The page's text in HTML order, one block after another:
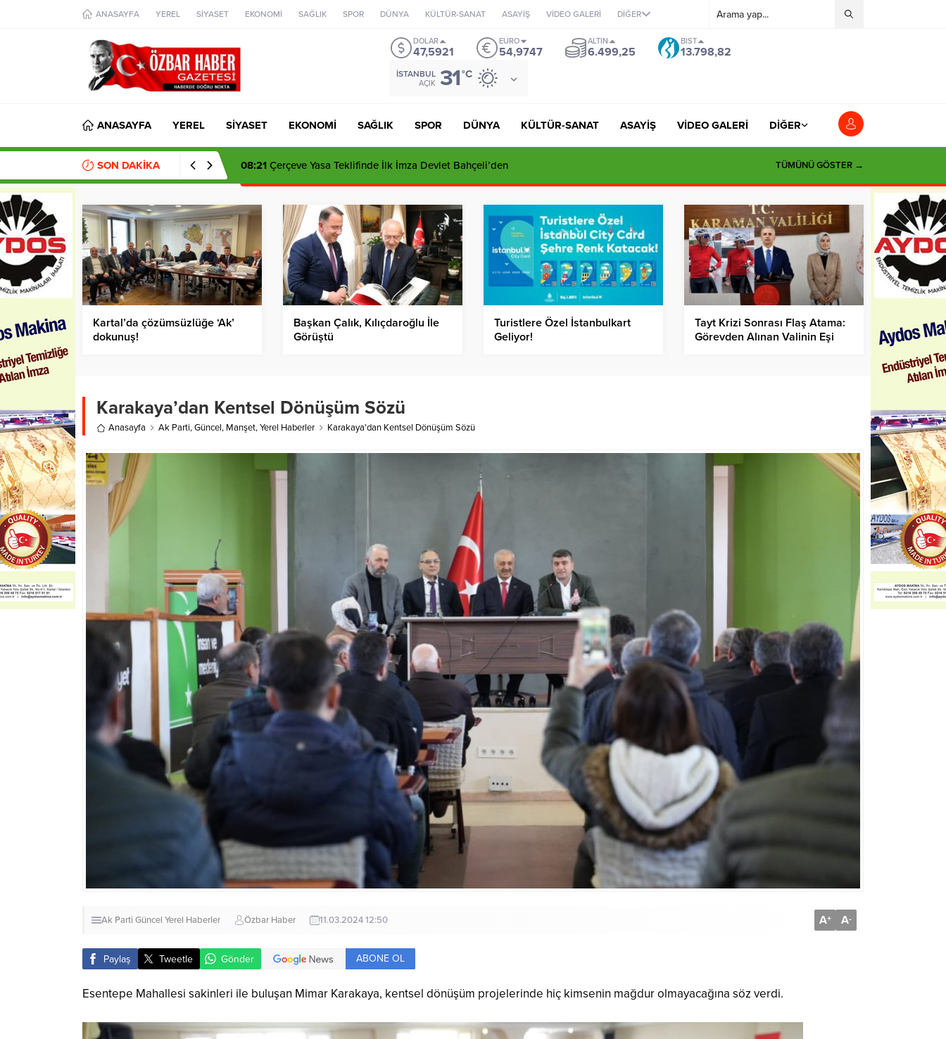
ANASAYFA YEREL SİYASET EKONOMİ SAĞLIK SPOR DÜNYA KÜLTÜR-SANAT ASAYİŞ VİDEO GALERİ DİĞER
DOLAR
47,5921
EURO
54,9747
ALTIN
6.499,25
BIST
13.798,82
İSTANBUL
AÇIK 31°C
ANASAYFA YEREL SİYASET EKONOMİ SAĞLIK SPOR DÜNYA KÜLTÜR-SANAT ASAYİŞ VİDEO GALERİ DİĞER
SON DAKİKA 14:35 Şadi Yazıcı’dan Tuzla’daki İmar İddialarına Sert Yanıt: “Tutarsızlıklar Manzumesi” TÜMÜNÜ GÖSTER →
Kartal’da çözümsüzlüğe ‘Ak’
dokunuş!
Başkan Çalık, Kılıçdaroğlu İle
Görüştü
Turistlere Özel İstanbulkart
Geliyor!
Tayt Krizi Sonrası Flaş Atama:
Görevden Alınan Valinin Eşi
Karakaya’dan Kentsel Dönüşüm Sözü
Anasayfa Ak Parti,Güncel, Manşet,Yerel Haberler Karakaya’dan Kentsel Dönüşüm Sözü
Ak Parti Güncel Yerel Haberler Özbar Haber 11.03.2024 12:50 A+ A-
Paylaş Tweetle Gönder ABONE OL
Esentepe Mahallesi sakinleri ile buluşan Mimar Karakaya, kentsel dönüşüm projelerinde hiç kimsenin mağdur olmayacağına söz verdi.